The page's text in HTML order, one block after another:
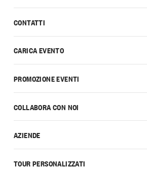
CONTATTI
CARICA EVENTO
PROMOZIONE EVENTI
COLLABORA CON NOI
AZIENDE
TOUR PERSONALIZZATI